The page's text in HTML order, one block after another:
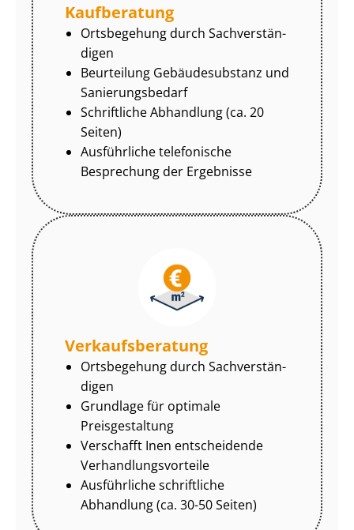
Kaufberatung
Ortsbegehung durch Sach­ver­stän­
di­gen
Beurteilung Gebäudesubstanz und
Sa­nie­rungs­be­darf
Schriftliche Abhandlung (ca. 20
Seiten)
Ausführliche telefonische
Besprechung der Ergebnisse
Ver­kaufs­be­ra­tung
Ortsbegehung durch Sach­ver­stän­
di­gen
Grundlage für optimale
Preisgestaltung
Verschafft Inen entscheidende
Ver­hand­lungs­vor­tei­le
Ausführliche schriftliche
Abhandlung (ca. 30-50 Seiten)